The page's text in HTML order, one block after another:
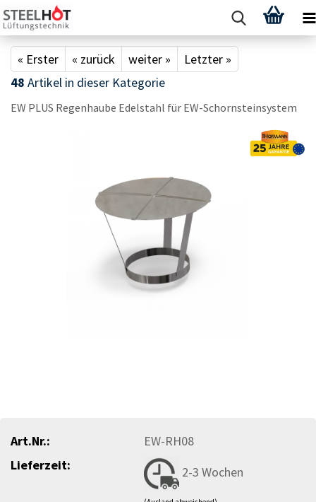
« Erster « zurück weiter »
Letzter »
48 Artikel in dieser Kategorie
EW PLUS Re­gen­hau­be Edel­stahl für EW-​Schornsteinsystem
Art.Nr.:
EW-RH08
Lieferzeit:
2-3 Wochen